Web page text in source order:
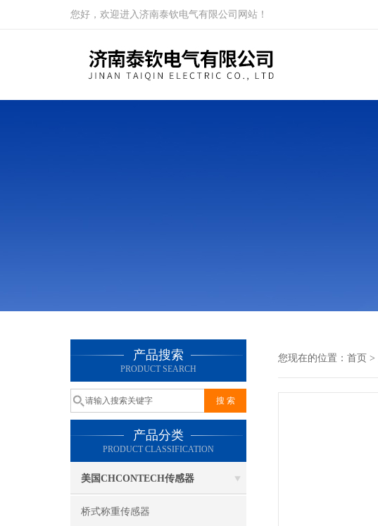
您好，欢迎进入济南泰钦电气有限公司网站！
产品搜索
PRODUCT SEARCH
产品分类
PRODUCT CLASSIFICATION
美国CHCONTECH传感器
桥式称重传感器
您现在的位置： 首页 >